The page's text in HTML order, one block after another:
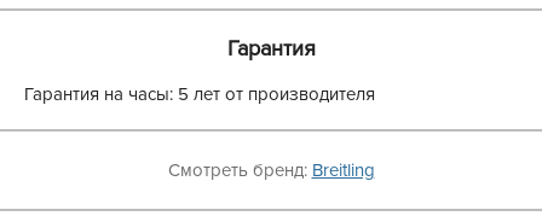
Гарантия
Гарантия на часы: 5 лет от производителя
Смотреть бренд: Breitling